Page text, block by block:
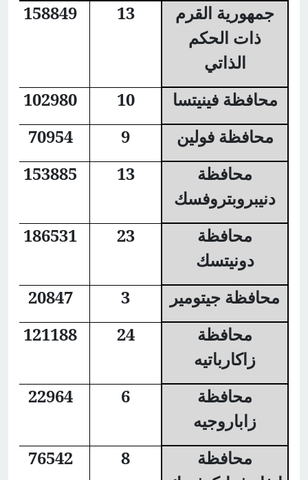
جمهورية القرم
ذات الحكم
الذاتي
13
158849
محافظة فينيتسا 10
102980
محافظة فولين
9
70954
محافظة
دنيبروبتروفسك
13
153885
محافظة
دونيتسك
23
186531
محافظة جيتومير 3
20847
محافظة
زاكارباتيه
24
121188
محافظة
زاباروجيه
6
22964
محافظة
8
76542